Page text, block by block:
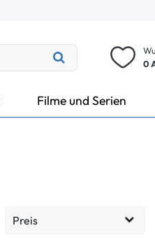
0
Filme und Serien
Preis